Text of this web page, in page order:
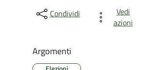
Condividi
Vedi
azioni
Argomenti